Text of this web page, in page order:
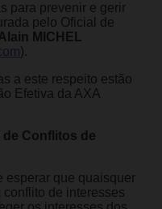
para prevenir e gerir
pelo Oficial de
MICHEL
).
a este respeito estão
Efetiva da AXA
de Conflitos de
esperar que quaisquer
de interesses